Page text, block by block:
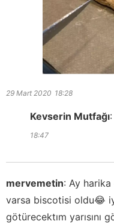
29 Mart 2020 18:28
Kevserin Mutfağı:
18:47
mervemetin: Ay
varsa biscotisi oldu😂
götürecektım yarısını